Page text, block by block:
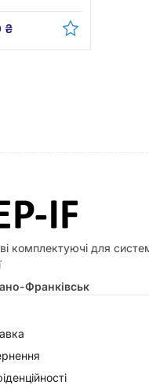
₴
комплектуючі для
Франківськ